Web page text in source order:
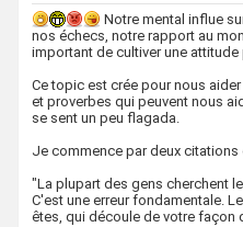
Notre mental influe
nos échecs, notre rapport au
important de cultiver une
Ce topic est crée pour nous
et proverbes qui peuvent nous
se sent un peu flagada.
Je commence par deux citations
"La plupart des gens cherchent
C'est une erreur fondamentale.
êtes, qui découle de votre façon